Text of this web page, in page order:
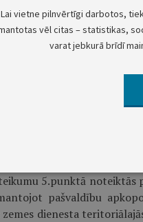
saskaņā ar šo
iesniedz Valsts zemes
gada 1.aprīlim
objektu
meža dienests līdz
stāvokļa uz saimnieciskā
vecumā.
5.punktā
pašvaldību
dienesta
Lai vietne pilnvērtīgi darbotos,
vēl citas – statistikas,
varat jebkurā brīdī